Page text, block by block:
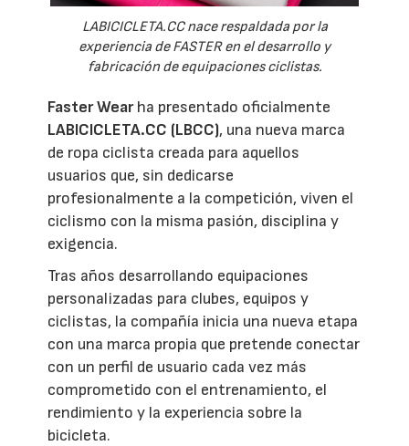
LABICICLETA.CC nace respaldada por la
experiencia de FASTER en el desarrollo y
fabricación de equipaciones ciclistas.
Faster Wearha presentado oficialmente
LABICICLETA.CC (LBCC), una nueva marca
de ropa ciclista creada para aquellos
usuarios que, sin dedicarse
profesionalmente a la competición, viven el
ciclismo con la misma pasión, disciplina y
exigencia.
Tras años desarrollando equipaciones
personalizadas para clubes, equipos y
ciclistas, la compañía inicia una nueva etapa
con una marca propia que pretende conectar
con un perfil de usuario cada vez más
comprometido con el entrenamiento, el
rendimiento y la experiencia sobre la
bicicleta.